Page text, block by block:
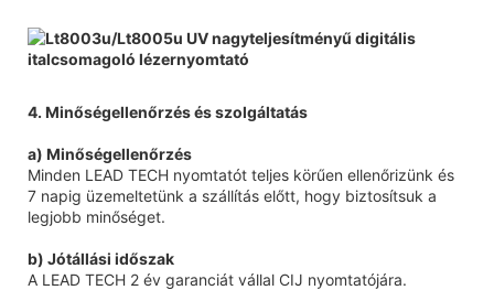
4. Minőségellenőrzés és szolgáltatás
a) Minőségellenőrzés
Minden LEAD TECH nyomtatót teljes körűen ellenőrizünk és
7 napig üzemeltetünk a szállítás előtt, hogy biztosítsuk a
legjobb minőséget.
b) Jótállási időszak
A LEAD TECH 2 év garanciát vállal CIJ nyomtatójára.